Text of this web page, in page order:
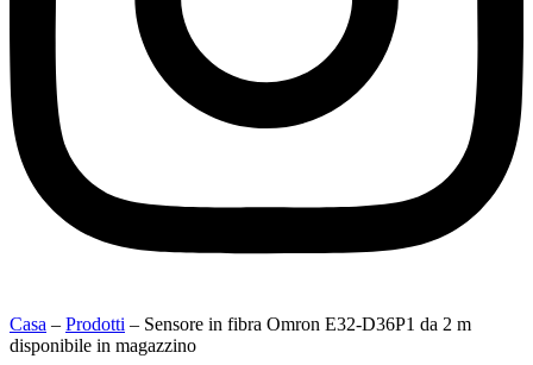
Casa – Prodotti – Sensore in fibra Omron E32-D36P1 da 2 m
disponibile in magazzino